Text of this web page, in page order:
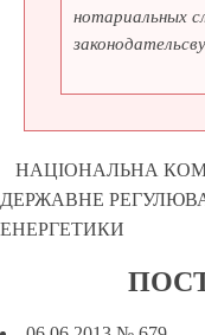
нотариальных
НАЦІОНАЛЬНА
ДЕРЖАВНЕ
ЕНЕРГЕТИКИ